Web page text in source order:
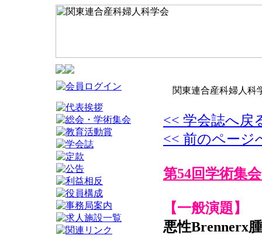
関東連合産科婦人科
<< 学会誌へ戻
<< 前のページ
第54回学術集会
【一般演題】
悪性Brennerx